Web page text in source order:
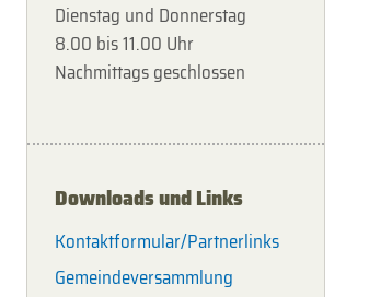
Dienstag und Donnerstag
8.00 bis 11.00 Uhr
Nachmittags geschlossen
Downloads und Links
Kontaktformular/Partnerlinks
Gemeindeversammlung